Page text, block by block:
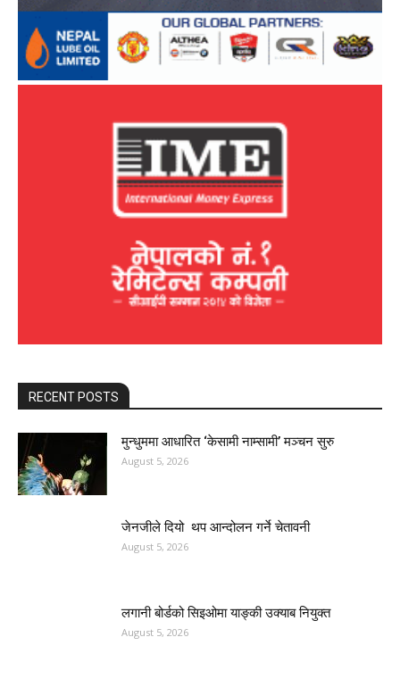
RECENT POSTS
मुन्धुममा आधारित ‘केसामी नाम्सामी’ मञ्चन सुरु
August 5, 2026
जेनजीले दियो थप आन्दोलन गर्ने चेतावनी
August 5, 2026
लगानी बोर्डको सिइओमा याङ्की उक्याब नियुक्त
August 5, 2026